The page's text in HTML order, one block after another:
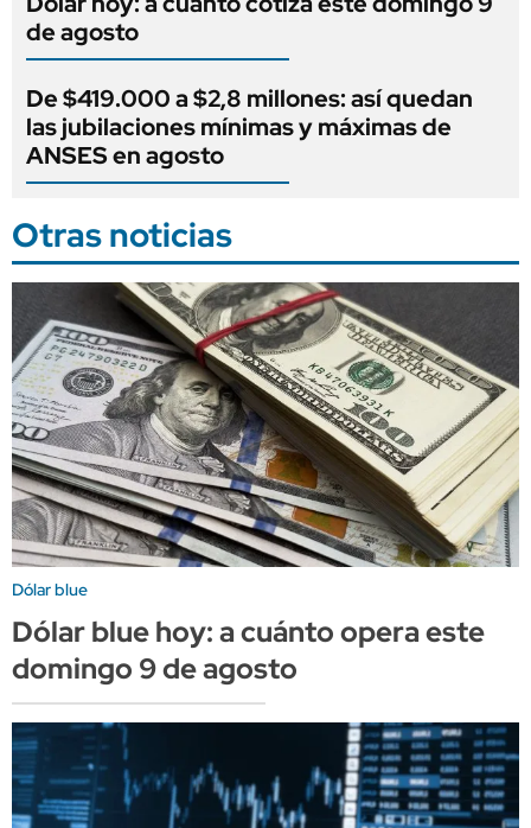
de agosto
De $419.000 a $2,8 millones: así quedan
las jubilaciones mínimas y máximas de
ANSES en agosto
Otras noticias
Dólar blue
Dólar blue hoy: a cuánto opera este
domingo 9 de agosto